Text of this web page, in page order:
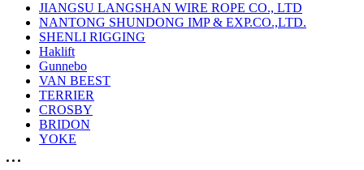
JIANGSU LANGSHAN WIRE ROPE CO., LTD
NANTONG SHUNDONG IMP & EXP.CO.,LTD.
SHENLI RIGGING
Haklift
Gunnebo
VAN BEEST
TERRIER
CROSBY
BRIDON
YOKE